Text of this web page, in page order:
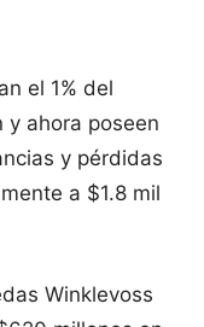
el 1% del
y ahora poseen
y pérdidas
a $1.8 mil
Winklevoss